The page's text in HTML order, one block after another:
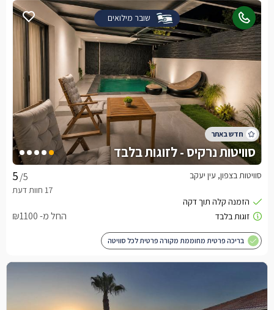
שובר מילואים
סוויטות נרקיס - לזוגות בלבד
/5 סוויטות בצפון, עין יעקב
החל מ- ₪1100
בריכה פרטית מחוממת מקורה פרטית לכל סוויטה